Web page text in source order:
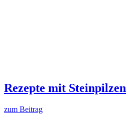
Rezepte mit Steinpilzen
zum Beitrag